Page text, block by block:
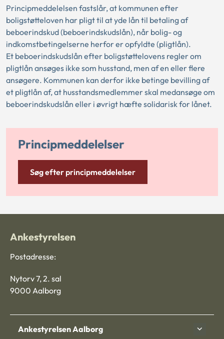
Principmeddelelsen fastslår, at kommunen efter
boligstøtteloven har pligt til at yde lån til betaling af
beboerindskud (beboerindskudslån), når bolig- og
indkomstbetingelserne herfor er opfyldte (pligtlån).
Et beboerindskudslån efter boligstøttelovens regler om
pligtlån ansøges ikke som husstand, men af en eller flere
ansøgere. Kommunen kan derfor ikke betinge bevilling af
et pligtlån af, at husstandsmedlemmer skal medansøge om
beboerindskudslån eller i øvrigt hæfte solidarisk for lånet.
Principmeddelelser
Søg efter principmeddelelser
Ankestyrelsen
Postadresse:
Nytorv 7, 2. sal
9000 Aalborg
Ankestyrelsen Aalborg